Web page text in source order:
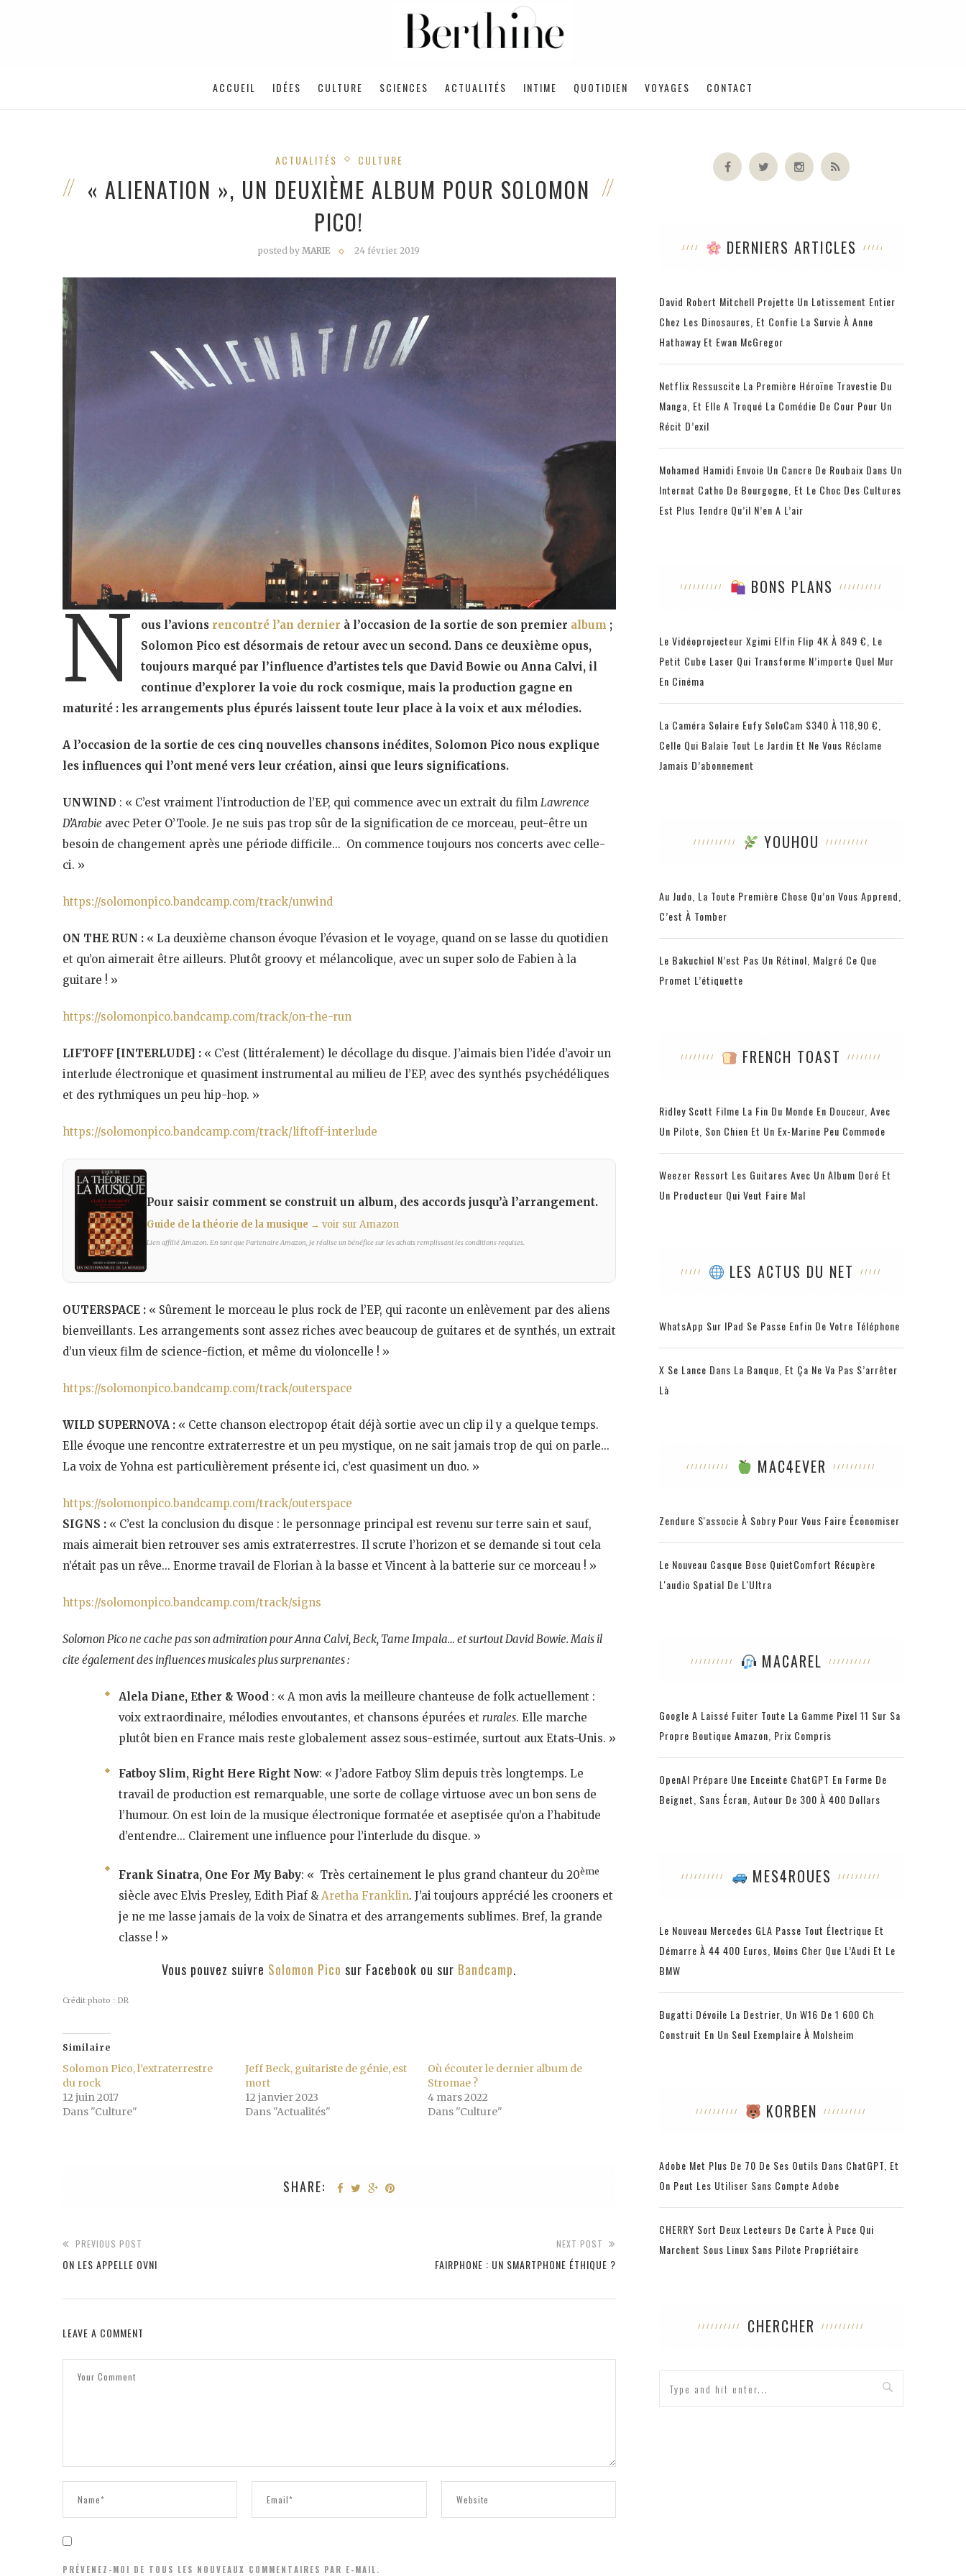
ACCUEIL IDÉES CULTURE SCIENCES ACTUALITÉS INTIME QUOTIDIEN VOYAGES CONTACT
ACTUALITÉS CULTURE
« ALIENATION », UN DEUXIÈME ALBUM POUR SOLOMON
PICO!
posted byMARIE 24 février 2019
N ous l’avionsrencontré l’an dernier à l’occasion de la sortie de son premier album ;
Solomon Pico est désormais de retour avec un second. Dans ce deuxième opus,
toujours marqué par l’influence d’artistes tels que David Bowie ou Anna Calvi, il
continue d’explorer la voie du rock cosmique, mais la production gagne en
maturité : les arrangements plus épurés laissent toute leur place à la voix et aux mélodies.
A l’occasion de la sortie de ces cinq nouvelles chansons inédites, Solomon Pico nous explique
les influences qui l’ont mené vers leur création, ainsi que leurs significations.
UNWIND : « C’est vraiment l’introduction de l’EP, qui commence avec un extrait du film Lawrence
D’Arabie avec Peter O’Toole. Je ne suis pas trop sûr de la signification de ce morceau, peut-être un
besoin de changement après une période difficile… On commence toujours nos concerts avec celle-
ci. »
https://solomonpico.bandcamp.com/track/unwind
ON THE RUN : « La deuxième chanson évoque l’évasion et le voyage, quand on se lasse du quotidien
et qu’on aimerait être ailleurs. Plutôt groovy et mélancolique, avec un super solo de Fabien à la
guitare ! »
https://solomonpico.bandcamp.com/track/on-the-run
LIFTOFF [INTERLUDE] : « C’est (littéralement) le décollage du disque. J’aimais bien l’idée d’avoir un
interlude électronique et quasiment instrumental au milieu de l’EP, avec des synthés psychédéliques
et des rythmiques un peu hip-hop. »
https://solomonpico.bandcamp.com/track/liftoff-interlude
Pour saisir comment se construit un album, des accords jusqu’à l’arrangement.
Guide de la théorie de la musique → voir sur Amazon
Lien affilié Amazon. En tant que Partenaire Amazon, je réalise un bénéfice sur les achats remplissant les conditions requises.
OUTERSPACE : « Sûrement le morceau le plus rock de l’EP, qui raconte un enlèvement par des aliens
bienveillants. Les arrangements sont assez riches avec beaucoup de guitares et de synthés, un extrait
d’un vieux film de science-fiction, et même du violoncelle ! »
https://solomonpico.bandcamp.com/track/outerspace
WILD SUPERNOVA : « Cette chanson electropop était déjà sortie avec un clip il y a quelque temps.
Elle évoque une rencontre extraterrestre et un peu mystique, on ne sait jamais trop de qui on parle…
La voix de Yohna est particulièrement présente ici, c’est quasiment un duo. »
https://solomonpico.bandcamp.com/track/outerspace
SIGNS : « C’est la conclusion du disque : le personnage principal est revenu sur terre sain et sauf,
mais aimerait bien retrouver ses amis extraterrestres. Il scrute l’horizon et se demande si tout cela
n’était pas un rêve… Enorme travail de Florian à la basse et Vincent à la batterie sur ce morceau ! »
https://solomonpico.bandcamp.com/track/signs
Solomon Pico ne cache pas son admiration pour Anna Calvi, Beck, Tame Impala… et surtout David Bowie. Mais il
cite également des influences musicales plus surprenantes :
Alela Diane, Ether & Wood : « A mon avis la meilleure chanteuse de folk actuellement :
voix extraordinaire, mélodies envoutantes, et chansons épurées et rurales. Elle marche
plutôt bien en France mais reste globalement assez sous-estimée, surtout aux Etats-Unis. »
Fatboy Slim, Right Here Right Now: « J’adore Fatboy Slim depuis très longtemps. Le
travail de production est remarquable, une sorte de collage virtuose avec un bon sens de
l’humour. On est loin de la musique électronique formatée et aseptisée qu’on a l’habitude
d’entendre… Clairement une influence pour l’interlude du disque. »
Frank Sinatra, One For My Baby: « Très certainement le plus grand chanteur du 20ème
siècle avec Elvis Presley, Edith Piaf & Aretha Franklin. J’ai toujours apprécié les crooners et
je ne me lasse jamais de la voix de Sinatra et des arrangements sublimes. Bref, la grande
classe ! »
Vous pouvez suivre Solomon Pico sur Facebook ou sur Bandcamp.
Crédit photo : DR
Similaire
Solomon Pico, l’extraterrestre
du rock
12 juin 2017
Dans "Culture"
Jeff Beck, guitariste de génie, est
mort
12 janvier 2023
Dans "Actualités"
Où écouter le dernier album de
Stromae ?
4 mars 2022
Dans "Culture"
SHARE:
PREVIOUS POST
ON LES APPELLE OVNI
NEXT POST
FAIRPHONE : UN SMARTPHONE ÉTHIQUE ?
LEAVE A COMMENT
PRÉVENEZ-MOI DE TOUS LES NOUVEAUX COMMENTAIRES PAR E-MAIL.
DERNIERS ARTICLES
David Robert Mitchell Projette Un Lotissement Entier
Chez Les Dinosaures, Et Confie La Survie À Anne
Hathaway Et Ewan McGregor
Netflix Ressuscite La Première Héroïne Travestie Du
Manga, Et Elle A Troqué La Comédie De Cour Pour Un
Récit D’exil
Mohamed Hamidi Envoie Un Cancre De Roubaix Dans Un
Internat Catho De Bourgogne, Et Le Choc Des Cultures
Est Plus Tendre Qu’il N’en A L’air
BONS PLANS
Le Vidéoprojecteur Xgimi Elfin Flip 4K À 849 €, Le
Petit Cube Laser Qui Transforme N’importe Quel Mur
En Cinéma
La Caméra Solaire Eufy SoloCam S340 À 118,90 €,
Celle Qui Balaie Tout Le Jardin Et Ne Vous Réclame
Jamais D’abonnement
YOUHOU
Au Judo, La Toute Première Chose Qu’on Vous Apprend,
C’est À Tomber
Le Bakuchiol N’est Pas Un Rétinol, Malgré Ce Que
Promet L’étiquette
FRENCH TOAST
Ridley Scott Filme La Fin Du Monde En Douceur, Avec
Un Pilote, Son Chien Et Un Ex-Marine Peu Commode
Weezer Ressort Les Guitares Avec Un Album Doré Et
Un Producteur Qui Veut Faire Mal
LES ACTUS DU NET
WhatsApp Sur IPad Se Passe Enfin De Votre Téléphone
X Se Lance Dans La Banque, Et Ça Ne Va Pas S’arrêter
Là
MAC4EVER
Zendure S'associe À Sobry Pour Vous Faire Économiser
Le Nouveau Casque Bose QuietComfort Récupère
L'audio Spatial De L'Ultra
MACAREL
Google A Laissé Fuiter Toute La Gamme Pixel 11 Sur Sa
Propre Boutique Amazon, Prix Compris
OpenAI Prépare Une Enceinte ChatGPT En Forme De
Beignet, Sans Écran, Autour De 300 À 400 Dollars
MES4ROUES
Le Nouveau Mercedes GLA Passe Tout Électrique Et
Démarre À 44 400 Euros, Moins Cher Que L’Audi Et Le
BMW
Bugatti Dévoile La Destrier, Un W16 De 1 600 Ch
Construit En Un Seul Exemplaire À Molsheim
KORBEN
Adobe Met Plus De 70 De Ses Outils Dans ChatGPT, Et
On Peut Les Utiliser Sans Compte Adobe
CHERRY Sort Deux Lecteurs De Carte À Puce Qui
Marchent Sous Linux Sans Pilote Propriétaire
CHERCHER